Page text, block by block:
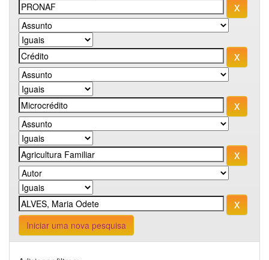
Iniciar uma nova pesquisa